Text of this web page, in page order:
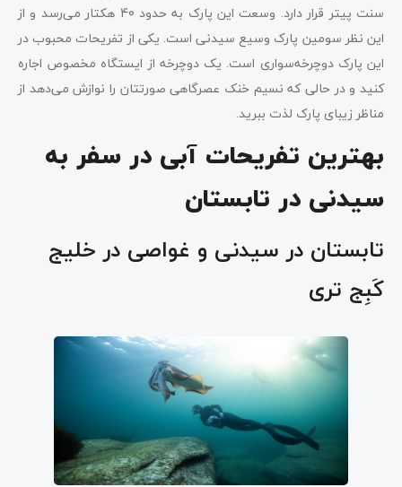
سنت پیتر قرار دارد. وسعت این پارک به حدود 40 هکتار می‌رسد و از
این نظر سومین پارک وسیع سیدنی است. یکی از تفریحات محبوب در
این پارک دوچرخه‌سواری است. یک دوچرخه از ایستگاه مخصوص اجاره
کنید و در حالی که نسیم خنک عصرگاهی صورتتان را نوازش می‌دهد از
مناظر زیبای پارک لذت ببرید.
بهترین تفریحات آبی در سفر به
سیدنی در تابستان
تابستان در سیدنی و غواصی در خلیج
کَبِج تری